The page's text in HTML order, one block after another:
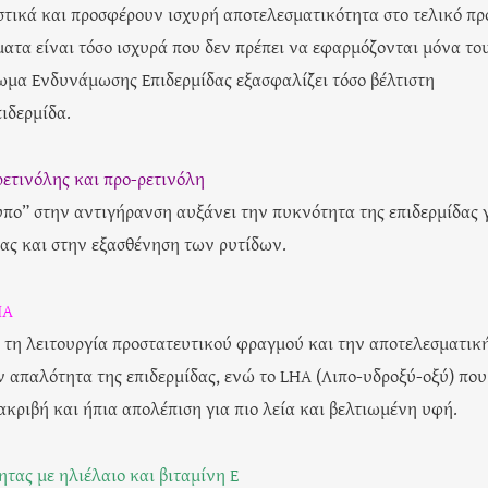
και προσφέρουν ισχυρή αποτελεσματικότητα στο τελικό
είναι τόσο ισχυρά που δεν πρέπει να εφαρμόζονται μόνα
Ενδυνάμωσης Επιδερμίδας εξασφαλίζει τόσο βέλτιστη
και προ-ρετινόλη
στην αντιγήρανση αυξάνει την πυκνότητα της επιδερμίδας
και στην εξασθένηση των ρυτίδων.
λειτουργία προστατευτικού φραγμού και την
της επιδερμίδας, ενώ το LHA (Λιπο-υδροξύ-οξύ) που
και ήπια απολέπιση για πιο λεία και βελτιωμένη υφή.
με ηλιέλαιο και βιταμίνη E